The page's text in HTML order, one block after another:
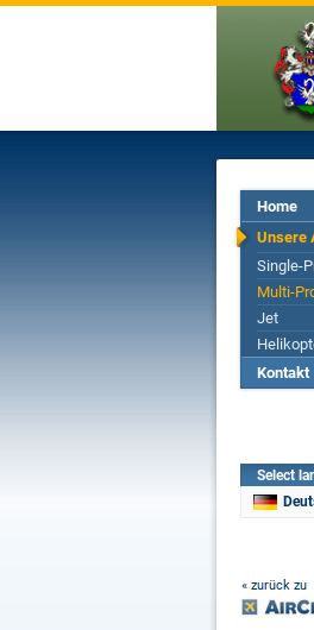
Home
Unsere
Single-
Multi-
Jet
Kontakt
Select
« zurück zu